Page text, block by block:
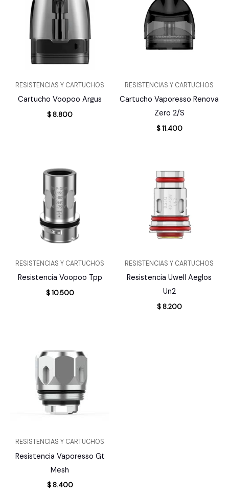
RESISTENCIAS Y CARTUCHOS
Cartucho Voopoo Argus
$8.800
RESISTENCIAS Y CARTUCHOS
Cartucho Vaporesso Renova
Zero 2/S
$11.400
RESISTENCIAS Y CARTUCHOS
Resistencia Voopoo Tpp
$10.500
RESISTENCIAS Y CARTUCHOS
Resistencia Uwell Aeglos
Un2
$8.200
RESISTENCIAS Y CARTUCHOS
Resistencia Vaporesso Gt
Mesh
$8.400